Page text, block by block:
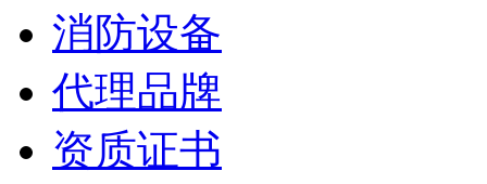
消防设备
代理品牌
资质证书